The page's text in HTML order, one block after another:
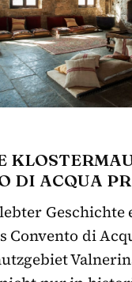
DI ACQUA
Geschichte
Convento di